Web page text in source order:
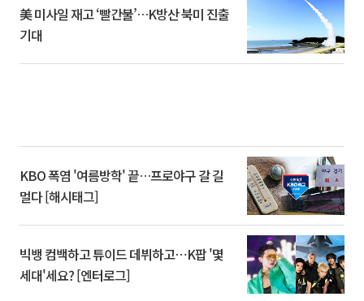
美 미사일 재고 ‘빨간불’…K방산 북미 진출
기대
KBO 폭염 '여름방학' 끝…프로야구 갈 길
멀다 [해시태그]
빅뱅 컴백하고 튜이드 데뷔하고⋯K팝 '몇
세대'세요? [엔터로그]